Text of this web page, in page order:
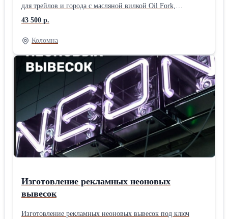
для трейлов и города с масляной вилкой Oil Fork,
эффективно гасящей вибрации на неровностях. Оснащён
современным группсетом Shimano CUES для чёткого
переключения передач в любых условиях и колёсами 29"
для высокой проходимости и стабильности. Прочная рама с
эргономичной геометрией обеспечивает комфорт и
контроль для тренировок или отдыха. Стильный дизайн и
качественная сборка делают его идеальным выбором для
активных райдеров.
43 500 р.
Коломна
Изготовление рекламных неоновых
вывесок
Изготовление рекламных неоновых вывесок под ключ